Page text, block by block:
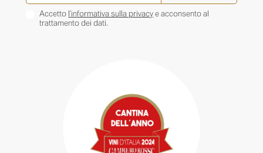
Accetto l’informativa sulla privacye acconsento al
trattamento dei dati.